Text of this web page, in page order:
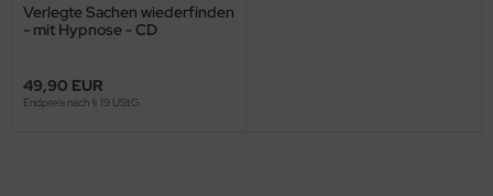
Verlegte Sachen wiederfinden
- mit Hypnose - CD
49,90 EUR
Endpreis nach § 19 UStG.